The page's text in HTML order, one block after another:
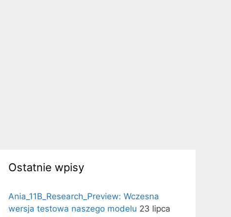
Ostatnie wpisy
Ania_11B_Research_Preview: Wczesna
wersja testowa naszego modelu 23 lipca